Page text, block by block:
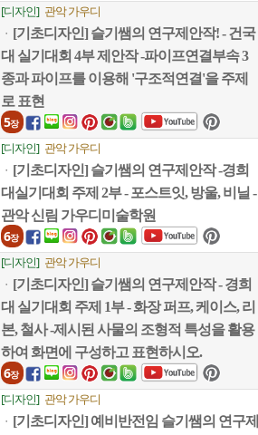
[디자인] 관악 가우디
ㆍ [기초디자인] 슬기쌤의 연구제안작! - 건국
대 실기대회 4부 제안작 -파이프연결부속 3
종과 파이프를 이용해 '구조적연결'을 주제
로 표현
5장
[디자인] 관악 가우디
ㆍ [기초디자인] 슬기쌤의 연구제안작 -경희
대실기대회 주제 2부 - 포스트잇, 방울, 비닐 -
관악 신림 가우디미술학원
6장
[디자인] 관악 가우디
ㆍ [기초디자인] 슬기쌤의 연구제안작 - 경희
대 실기대회 주제 1부 - 화장 퍼프, 케이스, 리
본, 철사 -제시된 사물의 조형적 특성을 활용
하여 화면에 구성하고 표현하시오.
6장
[디자인] 관악 가우디
ㆍ [기초디자인] 예비반전임 슬기쌤의 연구제